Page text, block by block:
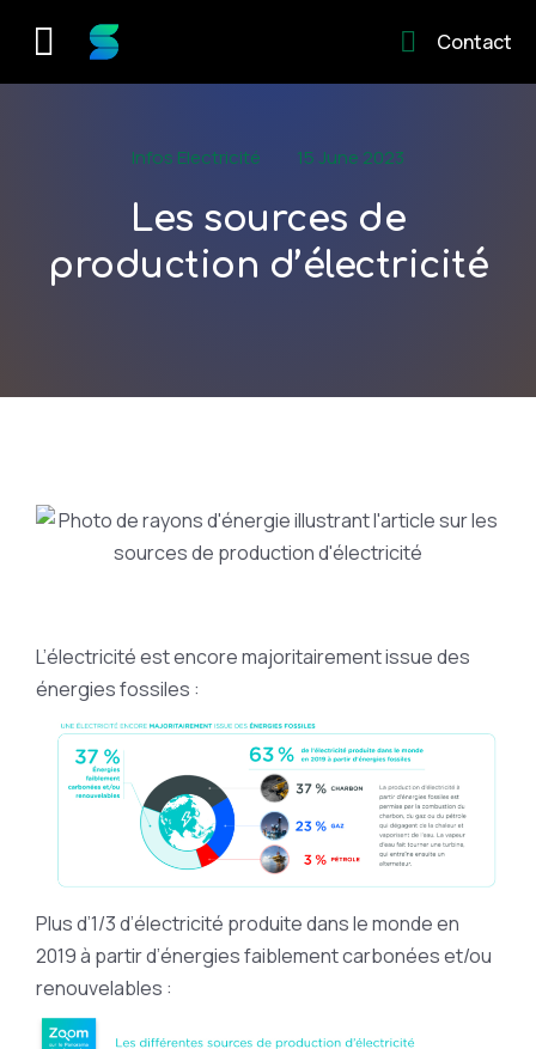
Contact
Infos Electricité 15 June 2023
Les sources de
production d’électricité
L’électricité est encore majoritairement issue des
énergies fossiles :
Plus d’1/3 d’électricité produite dans le monde en
2019 à partir d’énergies faiblement carbonées et/ou
renouvelables :